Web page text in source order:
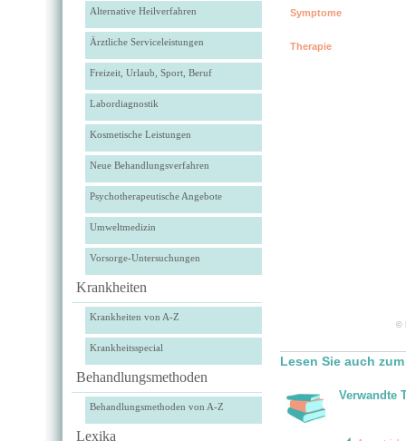
Alternative Heilverfahren
Ärztliche Serviceleistungen
Freizeit, Urlaub, Sport, Beruf
Labordiagnostik
Kosmetische Leistungen
Neue Behandlungsverfahren
Psychotherapeutische Angebote
Umweltmedizin
Vorsorge-Untersuchungen
Krankheiten
Krankheiten von A-Z
Krankheitsspecial
Behandlungsmethoden
Behandlungsmethoden von A-Z
Lexika
Symptome
Therapie
©
Lesen Sie auch
Verwandte